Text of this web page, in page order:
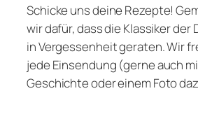
Schicke uns deine Rezepte!
wir dafür, dass die Klassiker der
in Vergessenheit geraten. Wir
jede Einsendung (gerne auch
Geschichte oder einem Foto